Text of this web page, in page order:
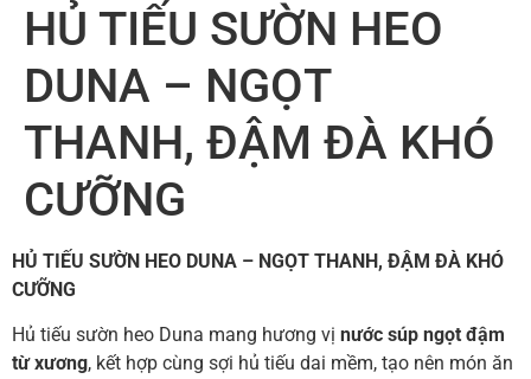
HỦ TIẾU SƯỜN HEO
DUNA – NGỌT
THANH, ĐẬM ĐÀ KHÓ
CƯỠNG
HỦ TIẾU SƯỜN HEO DUNA – NGỌT THANH, ĐẬM ĐÀ KHÓ
CƯỠNG
Hủ tiếu sườn heo Duna mang hương vị nước súp ngọt đậm
từ xương, kết hợp cùng sợi hủ tiếu dai mềm, tạo nên món ăn